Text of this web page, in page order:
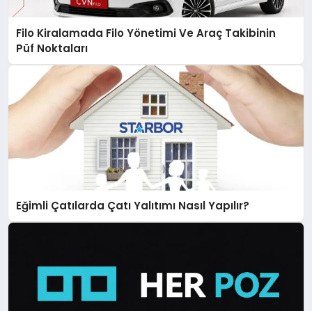
Filo Kiralamada Filo Yönetimi Ve Araç Takibinin
Püf Noktaları
Eğimli Çatılarda Çatı Yalıtımı Nasıl Yapılır?